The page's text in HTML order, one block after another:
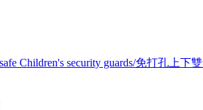
Children's security guards/免打孔上下